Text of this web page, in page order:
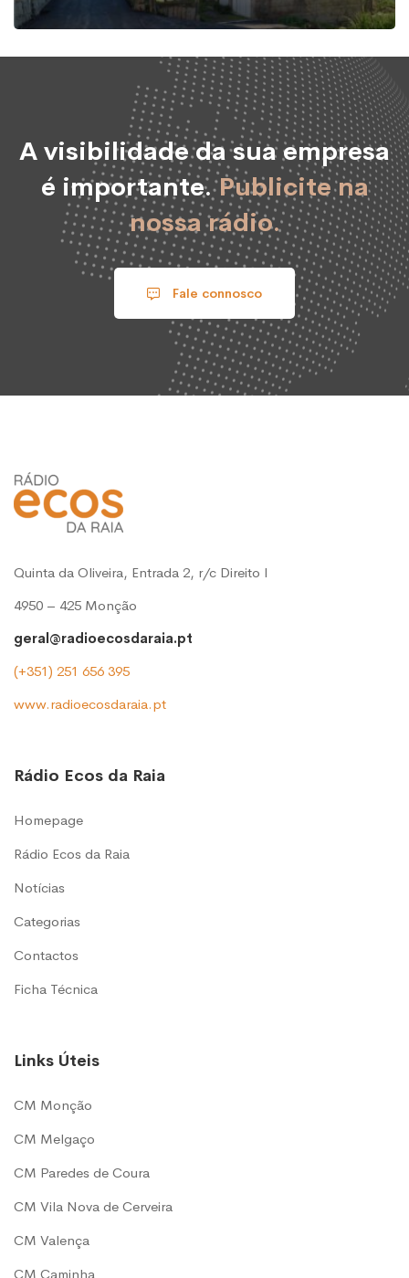
A visibilidade da sua empresa
é importante.Publicite na
nossa rádio.
Fale connosco
Quinta da Oliveira, Entrada 2, r/c Direito l
4950 – 425 Monção
geral@radioecosdaraia.pt
(+351) 251 656 395
www.radioecosdaraia.pt
Rádio Ecos da Raia
Homepage
Rádio Ecos da Raia
Notícias
Categorias
Contactos
Ficha Técnica
Links Úteis
CM Monção
CM Melgaço
CM Paredes de Coura
CM Vila Nova de Cerveira
CM Valença
CM Caminha